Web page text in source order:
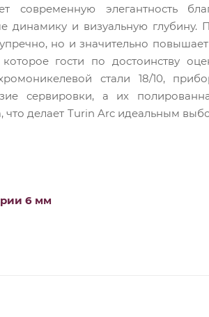
элегантность
динамику и визуальную глубину.
но и значительно
гости по достоинству
стали 18/10,
сервировки, а их
что делает Turin Arc идеальным
6 мм